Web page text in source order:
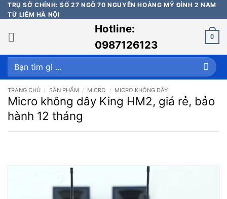
Bỏ
qua
nội
dung
TRỤ SỞ CHÍNH: SỐ 27 NGÕ 70 NGUYỄN HOÀNG MỸ ĐÌNH 2 NAM
TỪ LIÊM HÀ NỘI
Hotline:
0987126123
0
Tìm
kiếm:
TRANG CHỦ / SẢN PHẨM / MICRO / MICRO KHÔNG DÂY
Micro không dây King HM2, giá rẻ, bảo
hành 12 tháng